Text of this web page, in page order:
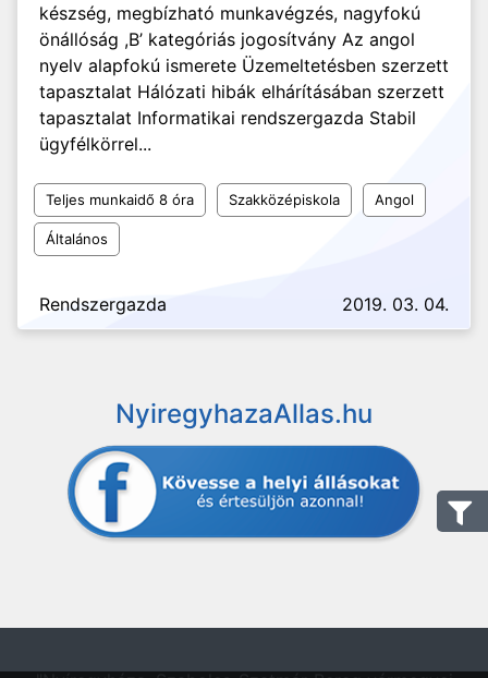
készség, megbízható munkavégzés, nagyfokú
önállóság ,B’ kategóriás jogosítvány Az angol
nyelv alapfokú ismerete Üzemeltetésben szerzett
tapasztalat Hálózati hibák elhárításában szerzett
tapasztalat Informatikai rendszergazda Stabil
ügyfélkörrel...
Teljes munkaidő 8 óra Szakközépiskola Angol
Általános
Rendszergazda 2019. 03. 04.
NyiregyhazaAllas.hu